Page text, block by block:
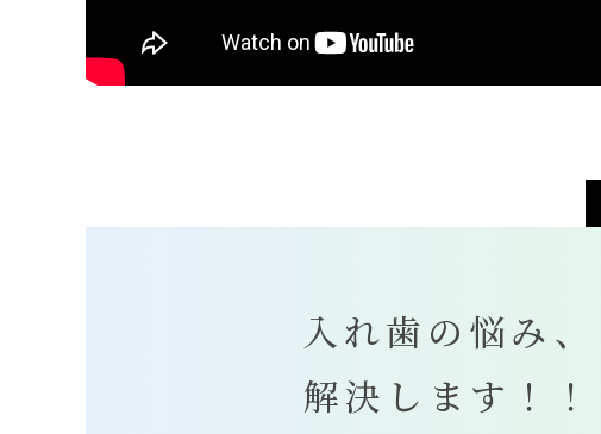
入れ歯の悩み、
解決します！！